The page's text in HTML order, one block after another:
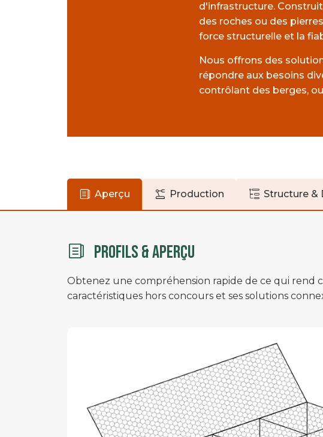
d'infrastructure.
des roches ou des
force structurelle et la
Nous offrons des
répondre aux besoins
contrôlant des berges,
Aperçu Production Structure &
PROFILS & APERÇU
Obtenez une compréhension rapide de ce qui rend
caractéristiques hors concours et ses solutions